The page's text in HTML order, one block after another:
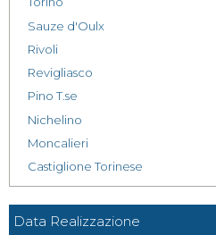
Sauze d'Oulx
Rivoli
Revigliasco
Pino T.se
Nichelino
Moncalieri
Castiglione Torinese
Data Realizzazione